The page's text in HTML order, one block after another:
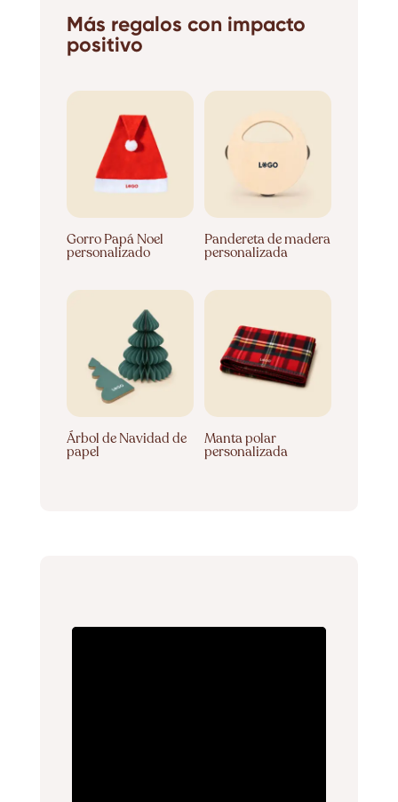
Más regalos con impacto
positivo
Gorro Papá Noel
personalizado
Pandereta de madera
personalizada
Árbol de Navidad de
papel
Manta polar
personalizada